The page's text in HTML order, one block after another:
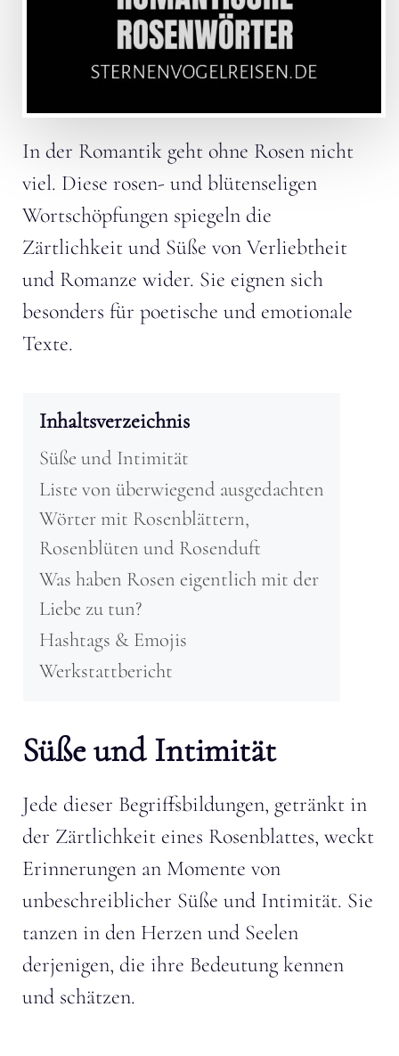
In der Romantik geht ohne Rosen nicht
viel. Diese rosen- und blütenseligen
Wortschöpfungen spiegeln die
Zärtlichkeit und Süße von Verliebtheit
und Romanze wider. Sie eignen sich
besonders für poetische und emotionale
Texte.
Inhaltsverzeichnis
Süße und Intimität
Liste von überwiegend ausgedachten
Wörter mit Rosenblättern,
Rosenblüten und Rosenduft
Was haben Rosen eigentlich mit der
Liebe zu tun?
Hashtags & Emojis
Werkstattbericht
Süße und Intimität
Jede dieser Begriffsbildungen, getränkt in
der Zärtlichkeit eines Rosenblattes, weckt
Erinnerungen an Momente von
unbeschreiblicher Süße und Intimität. Sie
tanzen in den Herzen und Seelen
derjenigen, die ihre Bedeutung kennen
und schätzen.